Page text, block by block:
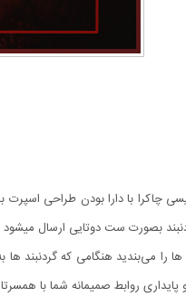
چاکرا با دارا بودن طراحی
بصورت ست دوتایی ارسال
ها را می‌بندید هنگامی که
پایداری روابط صمیمانه شما با